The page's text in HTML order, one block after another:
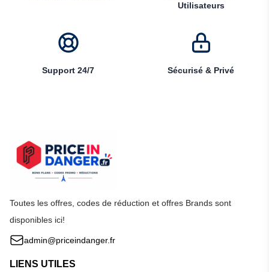
Utilisateurs
Support 24/7 Sécurisé & Privé
Toutes les offres, codes de réduction et offres Brands sont
disponibles ici!
admin@priceindanger.fr
LIENS UTILES